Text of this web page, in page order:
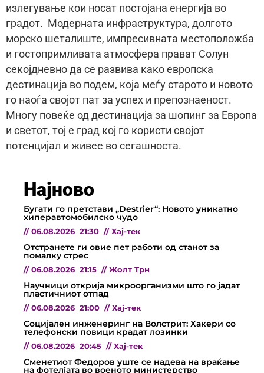
излегување кои носат постојана енергија во
градот. Модерната инфраструктура, долгото
морско шеталиште, импресивната местоположба
и гостопримливата атмосфера прават Солун
секојдневно да се развива како европска
дестинација во подем, која меѓу старото и новото
го наоѓа својот пат за успех и препознаеност.
Mногу повеќе од дестинација за шопинг за Европа
и светот, тој е град кој го користи својот
потенцијал и живее во сегашноста.
Најново
Бугати го претстави „Destrier“: Новото уникатно
хиперавтомобилско чудо
// 06.08.2026 21:30 // Хај-тек
Отстранете ги овие пет работи од станот за
помалку стрес
// 06.08.2026 21:15 // Жолт Трн
Научници открија микроорганизми што го јадат
пластичниот отпад
// 06.08.2026 21:00 // Хај-тек
Социјален инженеринг на Волстрит: Хакери со
телефонски повици крадат лозинки
// 06.08.2026 20:45 // Хај-тек
Сменетиот Федоров уште се надева на враќање
на фотелјата во военото министерство